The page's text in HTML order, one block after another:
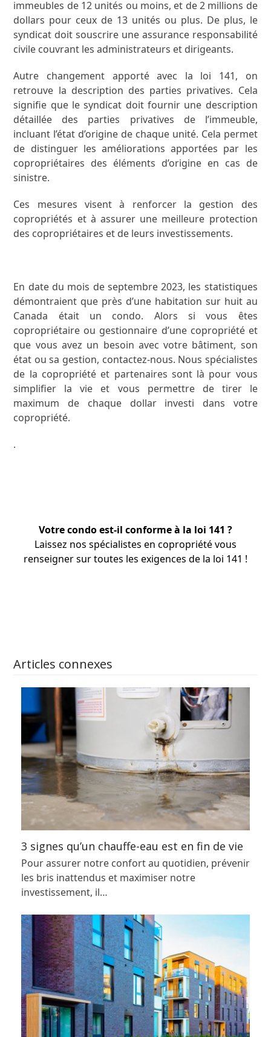
immeubles de 12 unités ou moins, et de 2 millions de
dollars pour ceux de 13 unités ou plus. De plus, le
syndicat doit souscrire une assurance responsabilité
civile couvrant les administrateurs et dirigeants.
Autre changement apporté avec la loi 141, on
retrouve la description des parties privatives. Cela
signifie que le syndicat doit fournir une description
détaillée des parties privatives de l’immeuble,
incluant l’état d’origine de chaque unité. Cela permet
de distinguer les améliorations apportées par les
copropriétaires des éléments d’origine en cas de
sinistre.
Ces mesures visent à renforcer la gestion des
copropriétés et à assurer une meilleure protection
des copropriétaires et de leurs investissements.
En date du mois de septembre 2023, les statistiques
démontraient que près d’une habitation sur huit au
Canada était un condo. Alors si vous êtes
copropriétaire ou gestionnaire d’une copropriété et
que vous avez un besoin avec votre bâtiment, son
état ou sa gestion, contactez-nous. Nous spécialistes
de la copropriété et partenaires sont là pour vous
simplifier la vie et vous permettre de tirer le
maximum de chaque dollar investi dans votre
copropriété.
.
Votre condo est-il conforme à la loi 141 ?
Laissez nos spécialistes en copropriété vous
renseigner sur toutes les exigences de la loi 141 !
Articles connexes
3 signes qu’un chauffe-eau est en fin de vie
Pour assurer notre confort au quotidien, prévenir
les bris inattendus et maximiser notre
investissement, il…